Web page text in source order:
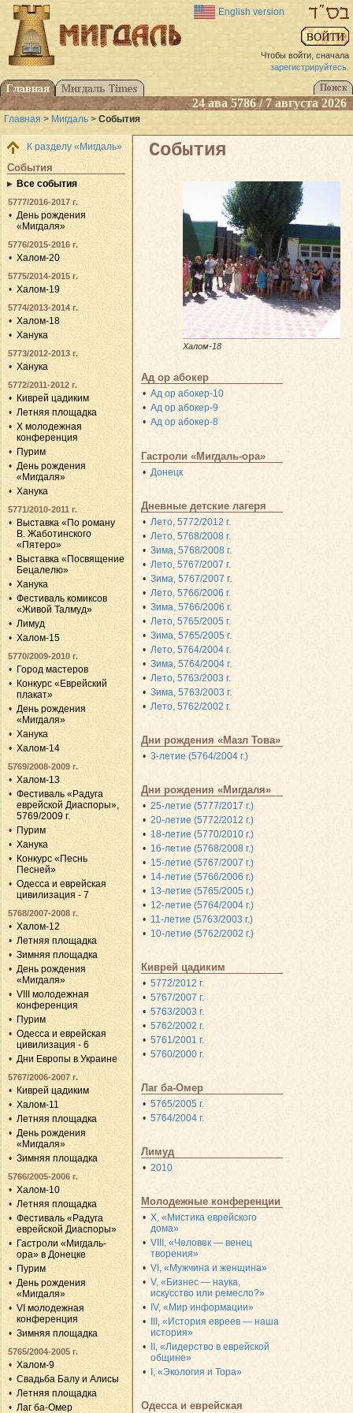
English version
Чтобы войти, сначала
зарегистрируйтесь.
24 ава 5786 / 7 августа 2026
Главная > Мигдаль > События
К разделу «Мигдаль»
События
Все события
5777/2016-2017 г.
День рождения
«Мигдаля»
5776/2015-2016 г.
Халом-20
5775/2014-2015 г.
Халом-19
5774/2013-2014 г.
Халом-18
Ханука
5773/2012-2013 г.
Ханука
5772/2011-2012 г.
Киврей цадиким
Летняя площадка
X молодежная
конференция
Пурим
День рождения
«Мигдаля»
Ханука
5771/2010-2011 г.
Выставка «По роману
В. Жаботинского
«Пятеро»
Выставка «Посвящение
Бецалелю»
Ханука
Фестиваль комиксов
«Живой Талмуд»
Лимуд
Халом-15
5770/2009-2010 г.
Город мастеров
Конкурс «Еврейский
плакат»
День рождения
«Мигдаля»
Ханука
Халом-14
5769/2008-2009 г.
Халом-13
Фестиваль «Радуга
еврейской Диаспоры»,
5769/2009 г.
Пурим
Ханука
Конкурс «Песнь
Песней»
Одесса и еврейская
цивилизация - 7
5768/2007-2008 г.
Халом-12
Летняя площадка
Зимняя площадка
День рождения
«Мигдаля»
VIII молодежная
конференция
Пурим
Одесса и еврейская
цивилизация - 6
Дни Европы в Украине
5767/2006-2007 г.
Киврей цадиким
Халом-11
Летняя площадка
День рождения
«Мигдаля»
Зимняя площадка
5766/2005-2006 г.
Халом-10
Летняя площадка
Фестиваль «Радуга
еврейской Диаспоры»
Гастроли «Мигдаль-
ора» в Донецке
Пурим
День рождения
«Мигдаля»
VI молодежная
конференция
Зимняя площадка
5765/2004-2005 г.
Халом-9
Свадьба Балу и Алисы
Летняя площадка
Лаг ба-Омер
События
Халом-18
Ад ор абокер
Ад ор абокер-10
Ад ор абокер-9
Ад ор абокер-8
Гастроли «Мигдаль-ора»
Донецк
Дневные детские лагеря
Лето, 5772/2012 г.
Лето, 5768/2008 г.
Зима, 5768/2008 г.
Лето, 5767/2007 г.
Зима, 5767/2007 г.
Лето, 5766/2006 г.
Зима, 5766/2006 г.
Лето, 5765/2005 г.
Зима, 5765/2005 г.
Лето, 5764/2004 г.
Зима, 5764/2004 г.
Лето, 5763/2003 г.
Зима, 5763/2003 г.
Лето, 5762/2002 г.
Дни рождения «Мазл Това»
3-летие (5764/2004 г.)
Дни рождения «Мигдаля»
25-летие (5777/2017 г.)
20-летие (5772/2012 г.)
18-летие (5770/2010 г.)
16-летие (5768/2008 г.)
15-летие (5767/2007 г.)
14-летие (5766/2006 г.)
13-летие (5765/2005 г.)
12-летие (5764/2004 г.)
11-летие (5763/2003 г.)
10-летие (5762/2002 г.)
Киврей цадиким
5772/2012 г.
5767/2007 г.
5763/2003 г.
5762/2002 г.
5761/2001 г.
5760/2000 г.
Лаг ба-Омер
5765/2005 г.
5764/2004 г.
Лимуд
2010
Молодежные конференции
X, «Мистика еврейского
дома»
VIII, «Человек — венец
творения»
VI, «Мужчина и женщина»
V, «Бизнес — наука,
искусство или ремесло?»
IV, «Мир информации»
III, «История евреев — наша
история»
II, «Лидерство в еврейской
общине»
I, «Экология и Тора»
Одесса и еврейская